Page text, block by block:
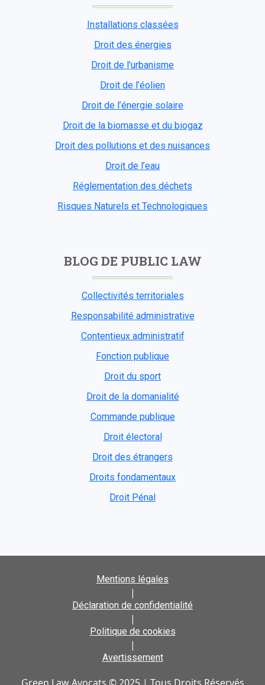
Installations classées
Droit des énergies
Droit de l'urbanisme
Droit de l’éolien
Droit de l’énergie solaire
Droit de la biomasse et du biogaz
Droit des pollutions et des nuisances
Droit de l’eau
Réglementation des déchets
Risques Naturels et Technologiques
BLOG DE PUBLIC LAW
Collectivités territoriales
Responsabilité administrative
Contentieux administratif
Fonction publique
Droit du sport
Droit de la domanialité
Commande publique
Droit électoral
Droit des étrangers
Droits fondamentaux
Droit Pénal
Mentions légales
|
Déclaration de confidentialité
|
Politique de cookies
|
Avertissement